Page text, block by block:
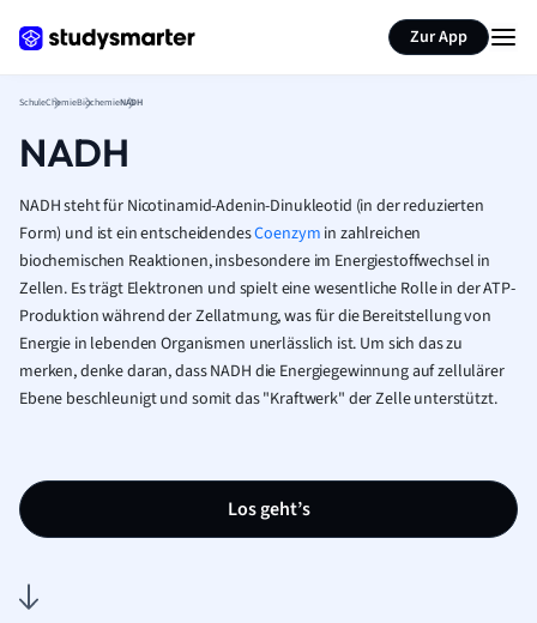
Zur App
SchuleChemieBiochemieNADH
NADH
NADH steht für Nicotinamid-Adenin-Dinukleotid (in der reduzierten
Form) und ist ein entscheidendesCoenzym in zahlreichen
biochemischen Reaktionen, insbesondere im Energiestoffwechsel in
Zellen. Es trägt Elektronen und spielt eine wesentliche Rolle in der ATP-
Produktion während der Zellatmung, was für die Bereitstellung von
Energie in lebenden Organismen unerlässlich ist. Um sich das zu
merken, denke daran, dass NADH die Energiegewinnung auf zellulärer
Ebene beschleunigt und somit das "Kraftwerk" der Zelle unterstützt.
Los geht’s
Seite zusammenfassen